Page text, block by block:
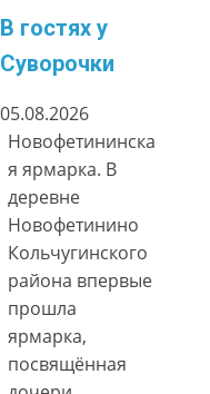
В гостях у
Суворочки
05.08.2026
Новофетининска
я ярмарка. В
деревне
Новофетинино
Кольчугинского
района впервые
прошла
ярмарка,
посвящённая